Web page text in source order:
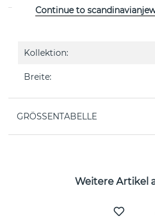
Kollektion:
Breite:
GRÖSSENTABELLE
Weitere Artikel
Continue to